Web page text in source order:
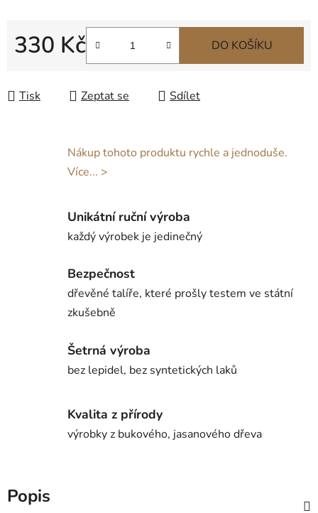
330 Kč DO KOŠÍKU
Tisk Zeptat se Sdílet
Nákup tohoto produktu rychle a jednoduše.
Více... >
Unikátní ruční výroba
každý výrobek je jedinečný
Bezpečnost
dřevěné talíře, které prošly testem ve státní
zkušebně
Šetrná výroba
bez lepidel, bez syntetických laků
Kvalita z přírody
výrobky z bukového, jasanového dřeva
Popis